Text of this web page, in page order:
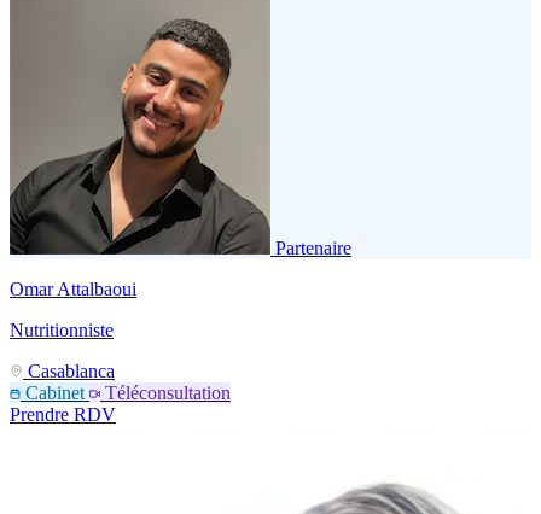
Partenaire
Omar Attalbaoui
Nutritionniste
Casablanca
Cabinet
Téléconsultation
Prendre RDV